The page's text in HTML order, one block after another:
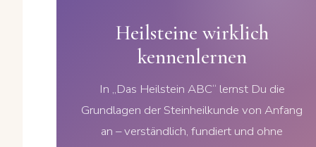
Heilsteine wirklich
kennenlernen
In „Das Heilstein ABC“ lernst Du die
Grundlagen der Steinheilkunde von Anfang
an – verständlich, fundiert und ohne